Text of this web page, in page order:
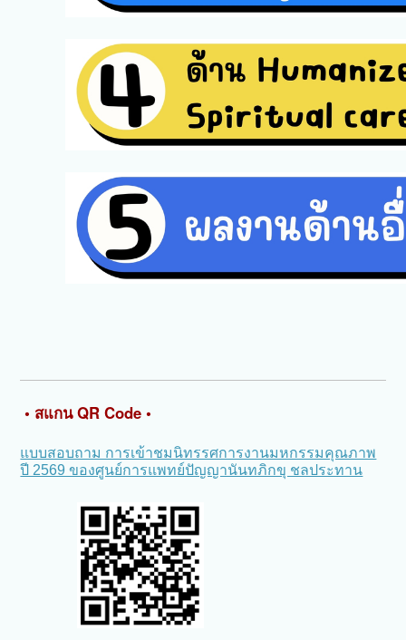
• สแกน QR Code •
แบบสอบถาม การเข้าชมนิทรรศการงานมหกรรมคุณภาพ
ปี 2569 ของศูนย์การแพทย์ปัญญานันทภิกขุ ชลประทาน